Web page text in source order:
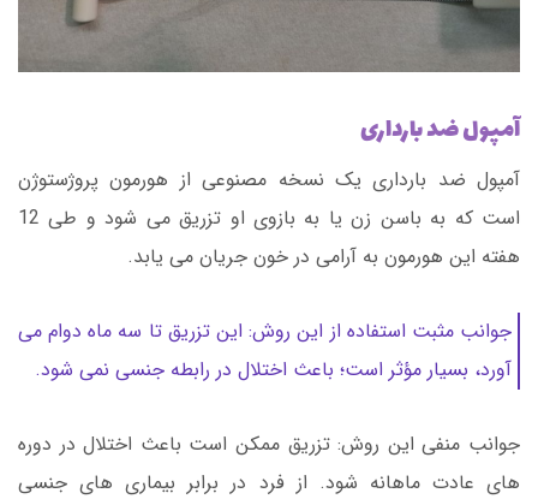
آمپولضد بارداری
آمپول ضد بارداری یک نسخه مصنوعی از هورمون پروژستوژن
است که به باسن زن یا به بازوی او تزریق می شود و طی 12
هفته این هورمون به آرامی در خون جریان می یابد.
جوانب مثبت استفاده از این روش: این تزریق تا سه ماه دوام می
آورد، بسیار مؤثر است؛ باعث اختلال در رابطه جنسی نمی شود.
جوانب منفی این روش: تزریق ممکن است باعث اختلال در دوره
های عادت ماهانه شود. از فرد در برابر بیماری های جنسی